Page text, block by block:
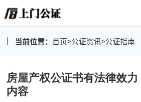
当前位置： 首页>公证资讯>公证指南
房屋产权公证书有法律效
内容